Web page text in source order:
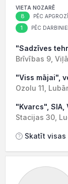
VIETA NOZARĒ
8 PĒC
1 PĒC
"Sadzīves
Brīvības 9,
"Viss mājai",
Ozolu 11,
"Kvarcs", SIA,
Stacijas 30,
Skatīt